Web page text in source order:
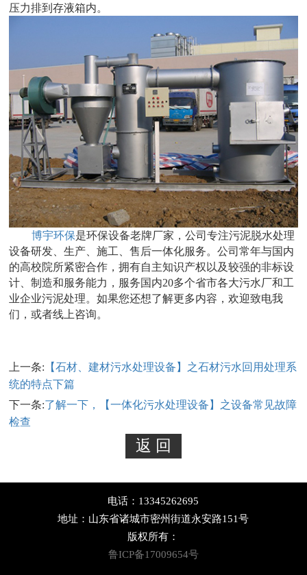
压力排到存液箱内。
博宇环保是环保设备老牌厂家，公司专注污泥脱水处理
设备研发、生产、施工、售后一体化服务。公司常年与国内
的高校院所紧密合作，拥有自主知识产权以及较强的非标设
计、制造和服务能力，服务国内20多个省市各大污水厂和工
业企业污泥处理。如果您还想了解更多内容，欢迎致电我
们，或者线上咨询。
上一条: 【石材、建材污水处理设备】之石材污水回用处理系
统的特点下篇
下一条:了解一下，【一体化污水处理设备】之设备常见故障
检查
电话：13345262695
地址：山东省诸城市密州街道永安路151号
版权所有：
鲁ICP备17009654号